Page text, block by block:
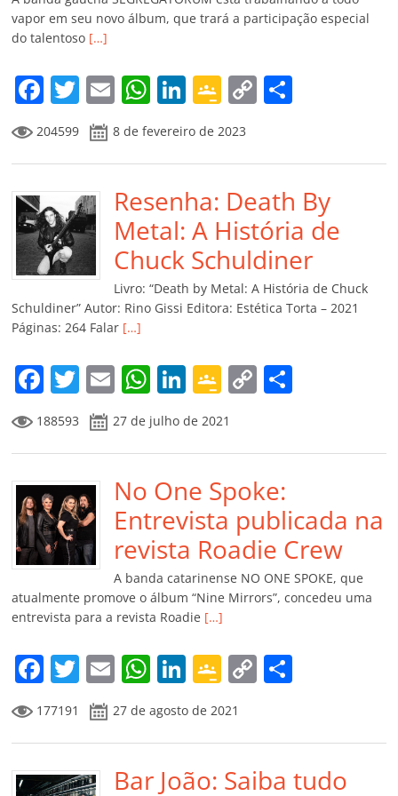
vapor em seu novo álbum, que trará a participação especial
do talentoso […]
F
a
c
e
b
o
o
k
T
w
itt
er
E
m
ai
l
W
at
s
A
p
p
Li
k
e
dI
n
G
o
o
gl
e
Cl
a
ss
ro
m
C
y
Li
n
k
p
ar
til
h
ar
204599 8 de fevereiro de 2023
Resenha: Death By
Metal: A História de
Chuck Schuldiner
Livro: “Death by Metal: A História de Chuck
Schuldiner” Autor: Rino Gissi Editora: Estética Torta – 2021
Páginas: 264 Falar […]
F
a
c
e
b
o
o
k
T
w
itt
er
E
m
ai
l
W
h
at
s
A
p
p
Li
n
k
e
dI
n
G
o
o
gl
e
Cl
a
ss
ro
o
m
C
y
Li
n
k
p
til
h
ar
188593 27 de julho de 2021
No One Spoke:
Entrevista publicada na
revista Roadie Crew
A banda catarinense NO ONE SPOKE, que
atualmente promove o álbum “Nine Mirrors”, concedeu uma
entrevista para a revista Roadie […]
F
a
c
e
b
T
w
itt
er
E
m
ai
l
W
at
s
A
Li
n
k
e
dI
G
o
o
gl
e
C
y
Li
p
ar
177191 27 de agosto de 2021
Bar João: Saiba tudo